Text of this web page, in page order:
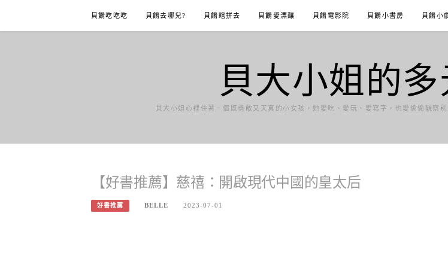
content
貝餚吃吃吃 貝餚去哪兒? 貝餚瞎拼去 貝餚愛漂釀 貝餚電影院 貝餚小書房 貝餚小
貝大小姐的
貝大小姐心裡住著一個既勇敢又天真的小女孩，她愛吃、愛玩、愛寫字，也愛偷偷觀察
【好書推薦】慈禧：開啟現代中國的皇太后
好書推薦 BELLE 2023-07-01